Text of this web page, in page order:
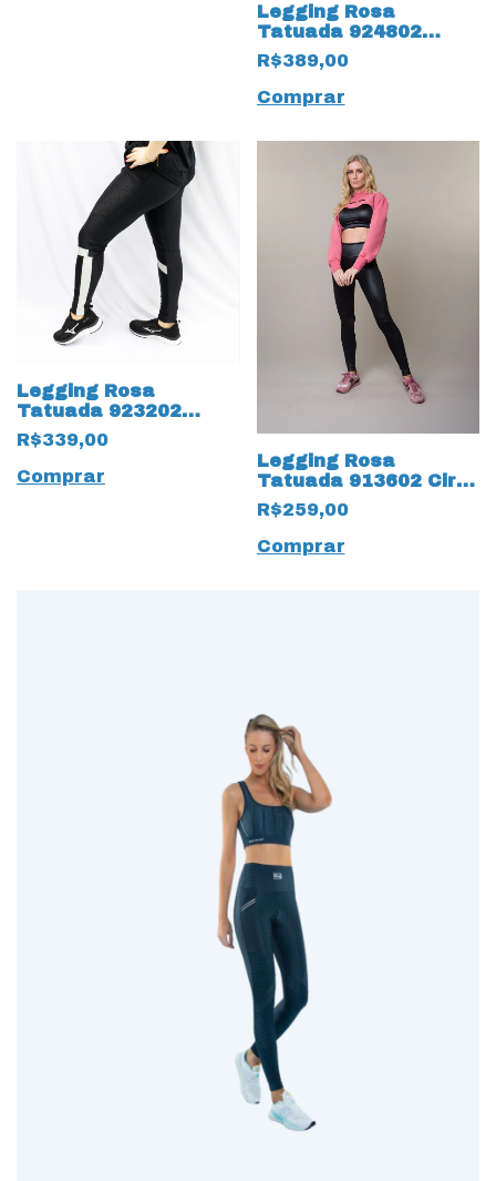
Legging Rosa
Tatuada 924802
tecido TriLobal Preto
R$389,00
Comprar
Legging Rosa
Tatuada 923202
Trilobal Preto
R$339,00
Comprar
Legging Rosa
Tatuada 913602 Cirre
Preto
R$259,00
Comprar